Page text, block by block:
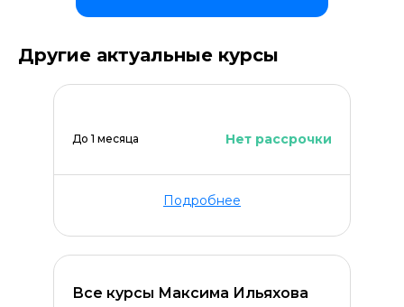
Другие актуальные курсы
До 1 месяца Нет рассрочки
Подробнее
Все курсы Максима Ильяхова